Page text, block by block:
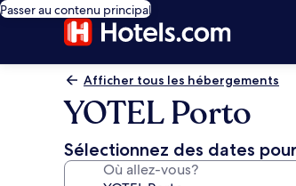
Passer au contenu principal
Afficher tous les hébergements
YOTEL Porto
Sélectionnez des dates
Où allez-vous?